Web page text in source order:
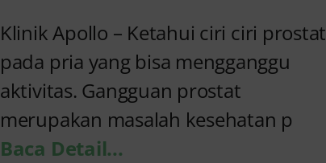
Klinik Apollo – Ketahui ciri ciri prostat
pada pria yang bisa mengganggu
aktivitas. Gangguan prostat
merupakan masalah kesehatan p
Baca Detail...